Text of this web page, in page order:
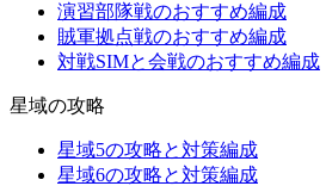
演習部隊戦のおすすめ編成
賊軍拠点戦のおすすめ編成
対戦SIMと会戦のおすすめ編成
星域の攻略
星域5の攻略と対策編成
星域6の攻略と対策編成